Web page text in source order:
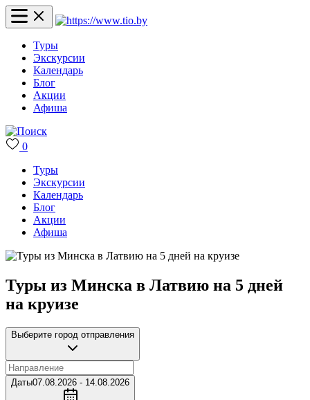
Туры
Экскурсии
Календарь
Блог
Акции
Афиша
0
Туры
Экскурсии
Календарь
Блог
Акции
Афиша
Туры из Минска в Латвию на 5 дней
на круизе
Выберите город отправления
Даты07.08.2026 - 14.08.2026